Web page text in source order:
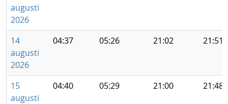
augusti
2026
14
augusti
2026
04:37 05:26 21:02 21:51
15
augusti
04:40 05:29 21:00 21:48